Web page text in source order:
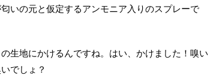
いの元と仮定するアンモニア入りのスプレーで
生地にかけるんですね。はい、かけました！嗅い
でしょ？